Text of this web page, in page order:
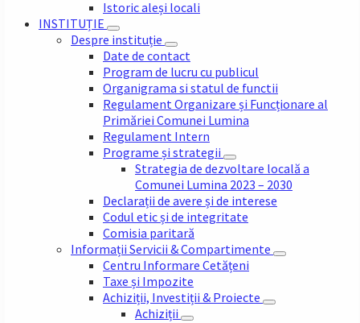
Istoric aleși locali
INSTITUȚIE
Despre instituție
Date de contact
Program de lucru cu publicul
Organigrama si statul de functii
Regulament Organizare și Funcționare al
Primăriei Comunei Lumina
Regulament Intern
Programe și strategii
Strategia de dezvoltare locală a
Comunei Lumina 2023 – 2030
Declarații de avere și de interese
Codul etic și de integritate
Comisia paritară
Informații Servicii & Compartimente
Centru Informare Cetățeni
Taxe și Impozite
Achiziții, Investiții & Proiecte
Achiziții